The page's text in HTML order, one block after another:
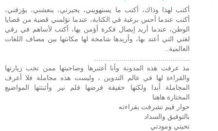
أكتب لهذا وذاك، أكتب ما يستهويني، يحيرني، ينعشني، يؤرقني،
أكتب عندما أحس برغبة في الكتابة، عندما تؤلمني قضية من قضايا
الوطن، عندما أريد إيصال فكرة أؤمن بها، أكتب لأساهم في رقي
لغتي التي أعتد بها، وأريدها شامخة لها مكانتها بين مصاف اللغات
العالمية..
مذ عرفت هذه المدونة وأنا أعتبرها وصاحبتها ممن تجب زيارتها
والقراءة لها في عالم التدوين ، وليست هذه مجاملة فلا أعرف
المجاملة أبدا ولكنها حقيقة فرضها قلم نير وأثبتثها المواضيع
المختارة هاهنا
حوار قيم تشرفت بقراءته
بالتوفيق والسداد
تحيتي ومودتي